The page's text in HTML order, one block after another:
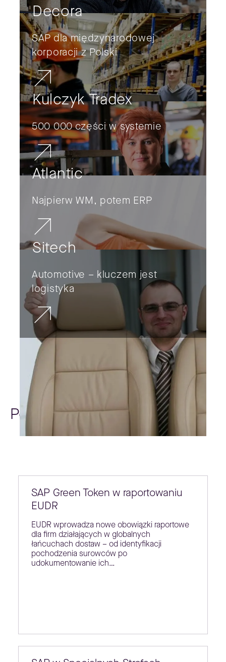
Decora
SAP dla międzynarodowej
korporacji z Polski
Kulczyk Tradex
500 000 części w systemie
Atlantic
Najpierw WM, potem ERP
Sitech
Automotive – kluczem jest
logistyka
Poradniki
SAP Green Token w raportowaniu
EUDR
EUDR wprowadza nowe obowiązki raportowe
dla firm działających w globalnych
łańcuchach dostaw – od identyfikacji
pochodzenia surowców po
udokumentowanie ich…